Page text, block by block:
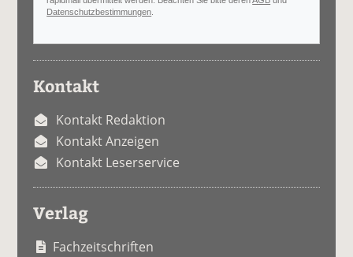
Datenschutzbestimmungen
Kontakt
Kontakt Redaktion
Kontakt Anzeigen
Kontakt Leserservice
Verlag
Fachzeitschriften